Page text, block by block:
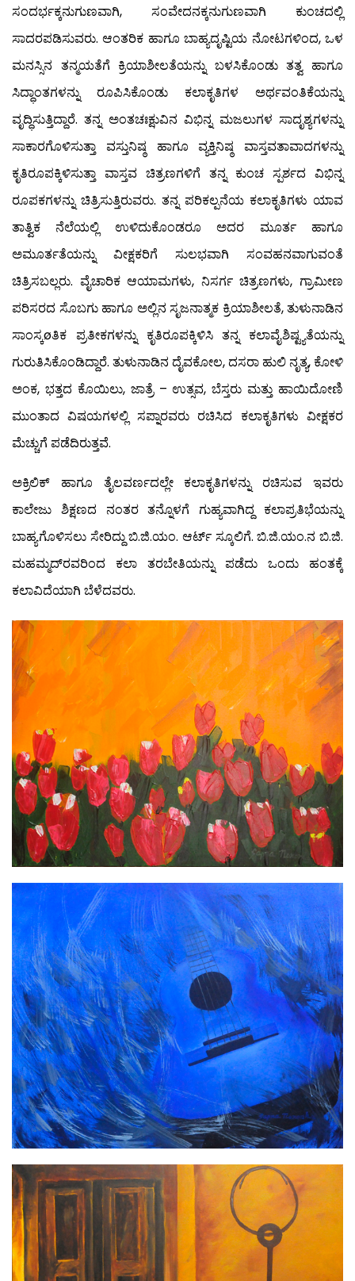
ಸಂದರ್ಭಕ್ಕನುಗುಣವಾಗಿ, ಸಂವೇದನಕ್ಕನುಗುಣವಾಗಿ ಕುಂಚದಲ್ಲಿ
ಸಾದರಪಡಿಸುವರು. ಆಂತರಿಕ ಹಾಗೂ ಬಾಹ್ಯದೃಷ್ಟಿಯ ನೋಟಗಳಿಂದ, ಒಳ
ಮನಸ್ಸಿನ ತನ್ಮಯತೆಗೆ ಕ್ರಿಯಾಶೀಲತೆಯನ್ನು ಬಳಸಿಕೊಂಡು ತತ್ವ ಹಾಗೂ
ಸಿದ್ಧಾಂತಗಳನ್ನು ರೂಪಿಸಿಕೊಂಡು ಕಲಾಕೃತಿಗಳ ಅರ್ಥವಂತಿಕೆಯನ್ನು
ವೃದ್ಧಿಸುತ್ತಿದ್ದಾರೆ. ತನ್ನ ಅಂತಚಃಕ್ಷುವಿನ ವಿಭಿನ್ನ ಮಜಲುಗಳ ಸಾದೃಶ್ಯಗಳನ್ನು
ಸಾಕಾರಗೊಳಿಸುತ್ತಾ ವಸ್ತುನಿಷ್ಠ ಹಾಗೂ ವ್ಯಕ್ತಿನಿಷ್ಠ ವಾಸ್ತವತಾವಾದಗಳನ್ನು
ಕೃತಿರೂಪಕ್ಕಿಳಿಸುತ್ತಾ ವಾಸ್ತವ ಚಿತ್ರಣಗಳಿಗೆ ತನ್ನ ಕುಂಚ ಸ್ಪರ್ಶದ ವಿಭಿನ್ನ
ರೂಪಕಗಳನ್ನು ಚಿತ್ರಿಸುತ್ತಿರುವರು. ತನ್ನ ಪರಿಕಲ್ಪನೆಯ ಕಲಾಕೃತಿಗಳು ಯಾವ
ತಾತ್ವಿಕ ನೆಲೆಯಲ್ಲಿ ಉಳಿದುಕೊಂಡರೂ ಅದರ ಮೂರ್ತ ಹಾಗೂ
ಅಮೂರ್ತತೆಯನ್ನು ವೀಕ್ಷಕರಿಗೆ ಸುಲಭವಾಗಿ ಸಂವಹನವಾಗುವಂತೆ
ಚಿತ್ರಿಸಬಲ್ಲರು. ವೈಚಾರಿಕ ಆಯಾಮಗಳು, ನಿಸರ್ಗ ಚಿತ್ರಣಗಳು, ಗ್ರಾಮೀಣ
ಪರಿಸರದ ಸೊಬಗು ಹಾಗೂ ಅಲ್ಲಿನ ಸೃಜನಾತ್ಮಕ ಕ್ರಿಯಾಶೀಲತೆ, ತುಳುನಾಡಿನ
ಸಾಂಸ್ಕøತಿಕ ಪ್ರತೀಕಗಳನ್ನು ಕೃತಿರೂಪಕ್ಕಿಳಿಸಿ ತನ್ನ ಕಲಾವೈಶಿಷ್ಟ್ಯತೆಯನ್ನು
ಗುರುತಿಸಿಕೊಂಡಿದ್ದಾರೆ. ತುಳುನಾಡಿನ ದೈವಕೋಲ, ದಸರಾ ಹುಲಿ ನೃತ್ಯ, ಕೋಳಿ
ಅಂಕ, ಭತ್ತದ ಕೊಯಿಲು, ಜಾತ್ರೆ – ಉತ್ಸವ, ಬೆಸ್ತರು ಮತ್ತು ಹಾಯಿದೋಣಿ
ಮುಂತಾದ ವಿಷಯಗಳಲ್ಲಿ ಸಪ್ನಾರವರು ರಚಿಸಿದ ಕಲಾಕೃತಿಗಳು ವೀಕ್ಷಕರ
ಮೆಚ್ಚುಗೆ ಪಡೆದಿರುತ್ತವೆ.
ಅಕ್ರಿಲಿಕ್ ಹಾಗೂ ತೈಲವರ್ಣದಲ್ಲೇ ಕಲಾಕೃತಿಗಳನ್ನು ರಚಿಸುವ ಇವರು
ಕಾಲೇಜು ಶಿಕ್ಷಣದ ನಂತರ ತನ್ನೊಳಗೆ ಗುಹ್ಯವಾಗಿದ್ದ ಕಲಾಪ್ರತಿಭೆಯನ್ನು
ಬಾಹ್ಯಗೊಳಿಸಲು ಸೇರಿದ್ದು ಬಿ.ಜಿ.ಯಂ. ಆರ್ಟ್ ಸ್ಕೂಲಿಗೆ. ಬಿ.ಜಿ.ಯಂ.ನ ಬಿ.ಜಿ.
ಮಹಮ್ಮದ್‍ರವರಿಂದ ಕಲಾ ತರಬೇತಿಯನ್ನು ಪಡೆದು ಒಂದು ಹಂತಕ್ಕೆ
ಕಲಾವಿದೆಯಾಗಿ ಬೆಳೆದವರು.